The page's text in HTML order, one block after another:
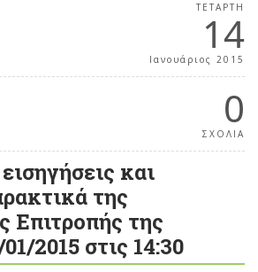
ΤΕΤΆΡΤΗ
14
Ιανουάριος 2015
0
ΣΧΟΛΙΑ
και
της
Επιτροπής της
2015 στις 14:30